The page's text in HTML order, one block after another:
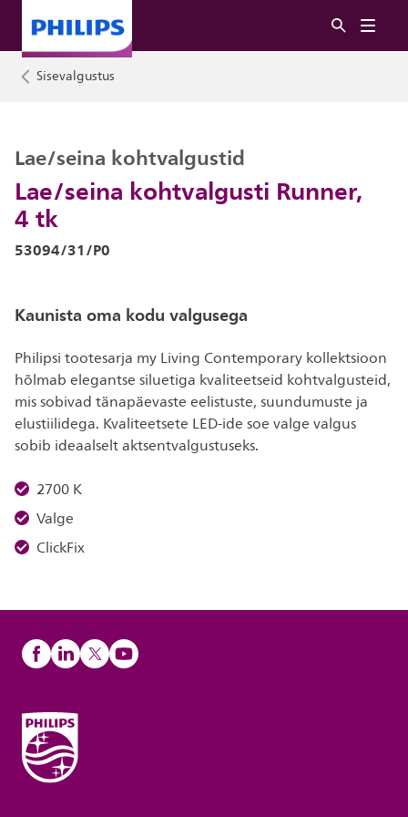
Sisevalgustus
Lae/seina kohtvalgusti Runner,
4 tk
Lae/seina kohtvalgustid
53094/31/P0
Kaunista oma kodu valgusega
Philipsi tootesarja my Living Contemporary kollektsioon
hõlmab elegantse siluetiga kvaliteetseid kohtvalgusteid,
mis sobivad tänapäevaste eelistuste, suundumuste ja
elustiilidega. Kvaliteetsete LED-ide soe valge valgus
sobib ideaalselt aktsentvalgustuseks.
2700 K
Valge
ClickFix